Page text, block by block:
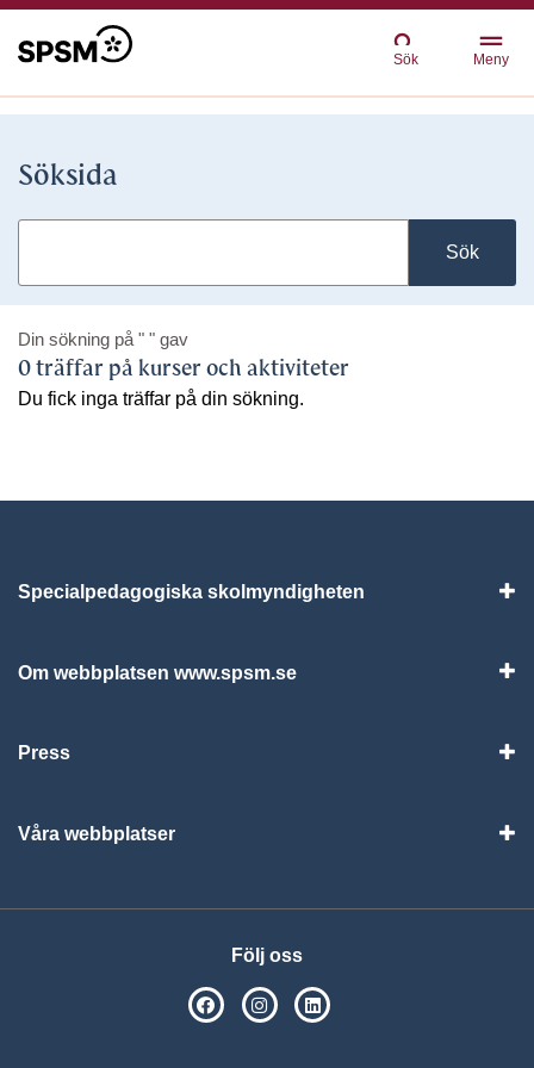
Sök Meny
Söksida
Sök
Din sökning på " " gav
0 träffar på kurser och aktiviteter
Du fick inga träffar på din sökning.
Specialpedagogiska skolmyndigheten
Om webbplatsen www.spsm.se
Press
Våra webbplatser
Följ oss
SPSM på Facebook
SPSM på Instagram